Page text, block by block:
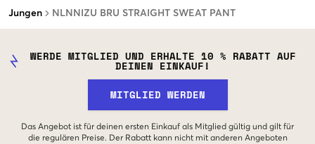
Jungen NLNNIZU BRU STRAIGHT SWEAT PANT
WERDE MITGLIED UND ERHALTE 10 % RABATT AUF
DEINEN EINKAUF!
MITGLIED WERDEN
Das Angebot ist für deinen ersten Einkauf als Mitglied gültig und gilt für
die regulären Preise. Der Rabatt kann nicht mit anderen Angeboten